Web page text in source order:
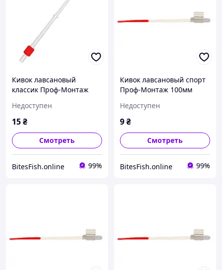
Кивок лавсановый
классик Проф-Монтаж
удочки
Недоступен
15₴
Смотреть
BitesFish.online 99%
Кивок лавсановый спорт
Проф-Монтаж 100мм
удочки
Недоступен
9₴
Смотреть
BitesFish.online 99%